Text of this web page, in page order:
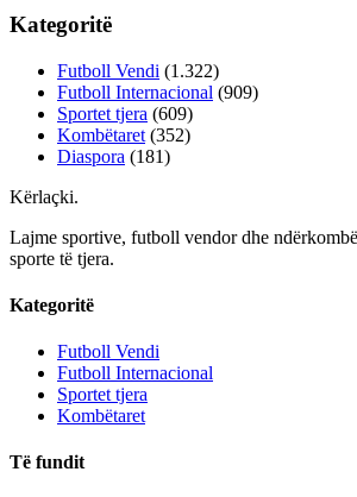
Kategoritë
Futboll Vendi (1.322)
Futboll Internacional (909)
Sportet tjera (609)
Kombëtaret (352)
Diaspora (181)
Kërlaçki.
Lajme sportive, futboll vendor dhe
sporte të tjera.
Kategoritë
Futboll Vendi
Futboll Internacional
Sportet tjera
Kombëtaret
Të fundit